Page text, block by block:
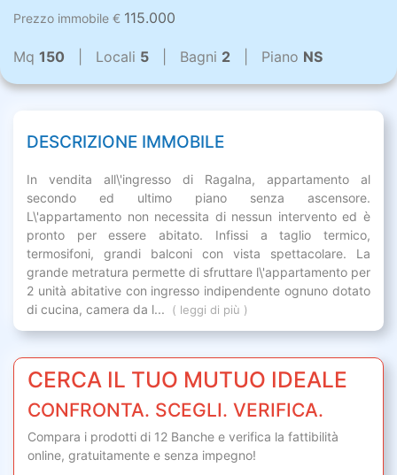
Prezzo immobile € 115.000
Mq 150 | Locali 5 | Bagni 2 | Piano NS
DESCRIZIONE IMMOBILE
In vendita all\'ingresso di Ragalna, appartamento al
secondo ed ultimo piano senza ascensore.
L\'appartamento non necessita di nessun intervento ed è
pronto per essere abitato. Infissi a taglio termico,
termosifoni, grandi balconi con vista spettacolare. La
grande metratura permette di sfruttare l\'appartamento per
2 unità abitative con ingresso indipendente ognuno dotato
di cucina, camera da l...
( leggi di più )
CERCA IL TUO MUTUO IDEALE
CONFRONTA. SCEGLI. VERIFICA.
Compara i prodotti di 12 Banche e verifica la fattibilità
online, gratuitamente e senza impegno!